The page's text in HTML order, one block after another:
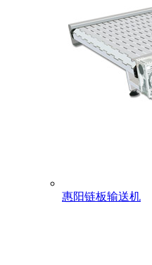
惠阳链板输送机